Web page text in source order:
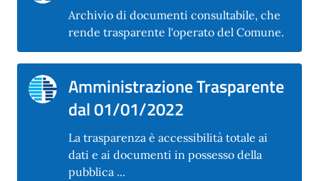
Archivio di documenti consultabile, che
rende trasparente l'operato del Comune.
Amministrazione Trasparente
dal 01/01/2022
La trasparenza è accessibilità totale ai
dati e ai documenti in possesso della
pubblica ...